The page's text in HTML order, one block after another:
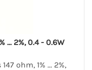
... 2%, 0.4 - 0.6W
ohm, 1% ... 2%,